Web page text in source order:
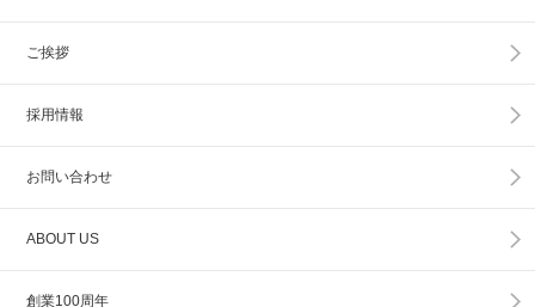
ご挨拶
採用情報
お問い合わせ
ABOUT US
創業100周年